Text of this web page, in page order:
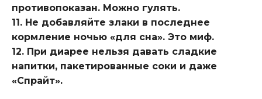
противопоказан. Можно гулять.
11. Не добавляйте злаки в последнее
кормление ночью «для сна». Это миф.
12. При диарее нельзя давать сладкие
напитки, пакетированные соки и даже
«Спрайт».